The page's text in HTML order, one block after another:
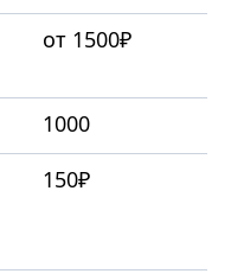
от 1500₽
1000
150₽